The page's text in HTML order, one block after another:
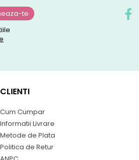
CLIENTI
Cum Cumpar
Informatii Livrare
Metode de Plata
Politica de Retur